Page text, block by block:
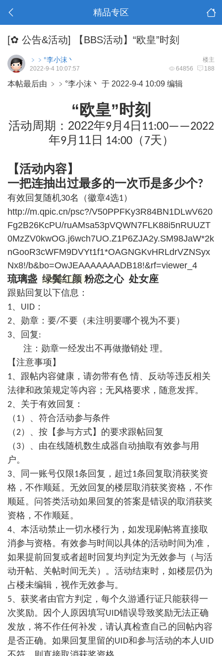
精品专区
[✿ 公告&活动] 【BBS活动】“欧皇”时刻
楼主
﹥﹥°李小沫丶
64856 188
2022-9-4 10:07:57
本帖最后由 ﹥﹥°李小沫丶 于 2022-9-4 10:09 编辑
“欧皇”时刻
活动周期： 2022年9月 4日 11:00——2022
年9月 11日 14:00（ 7天）
【活动内容】
一把连抽出过最多的一次币是多少个?
有效回复随机30名（徽章4选1）
http://m.qpic.cn/psc?/V50PPFKy3R84BN1DLwV620
Fg2B26KcPU/ruAMsa53pVQWN7FLK88i5nRUUZT
0MzZV0kwOG.j6wch7UO.Z1P6ZJA2y.SM98JaW*2k
nGooR3cWFM9DVYt1f1*OAGNGKvHRLdrVZNSyx
Nx8!/b&bo=OwJEAAAAAAADB18!&rf=viewer_4
琉璃盏 绿鬓红颜 粉恋之心 处女座
跟贴回复以下信息：
1、 UID ：
2、勋章：要/不要（未注明要哪个视为不要）
3、回复:
注：勋章一经发出不再做撤销处 理。
【注意事项】
1、跟帖内容健康，请勿带有色 情、反动等违反相关
法律和政策规定等内容；无风格要求，随意发挥。
2、关于有效回复：
（ 1）、符合活动参与条件
（2）、按【参与方式】的要求跟帖回复
（ 3）、由在线随机数生成器自动抽取有效参与用
户。
3、同一账号仅限1条回复，超过1条回复取消获奖资
格，不作顺延。无效回复的楼层取消获奖资格，不作
顺延。问答类活动如果回复的答案是错误的取消获奖
资格，不作顺延。
4、本活动禁止一切水楼行为，如发现刷帖将直接取
消参与资格。有效参与时间以具体的活动时间为准，
如果提前回复或者超时回复均判定为无效参与（与活
动开帖、关帖时间无关）。活动结束时，如楼层仍为
占楼未编辑，视作无效参与。
5、获奖者由官方判定，每个久游通行证只能获得一
次奖励。因个人原因填写UID错误导致奖励无法正确
发放，将不作任何补发，请认真检查自己的回帖内容
是否正确。如果回复里留的UID和参与活动的本人 UID